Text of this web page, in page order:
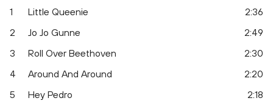
1 Little Queenie
2:36
2
Jo Jo Gunne
2:49
3
Roll Over Beethoven
2:30
4
Around And Around
2:20
5
Hey Pedro
2:18